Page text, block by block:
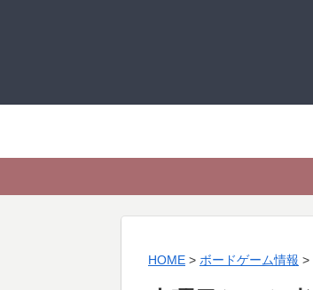
HOME > ボードゲーム情報 >